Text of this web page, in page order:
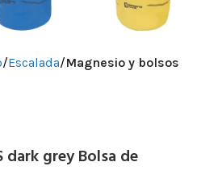
Escalada Magnesio y bolsos
dark grey Bolsa de